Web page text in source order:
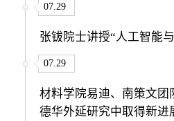
07.29
张钹院士讲授“人工智能
07.29
材料学院易迪、南策文团
德华外延研究中取得新进